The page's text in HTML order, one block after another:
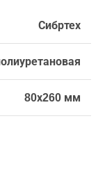
Сибртех
80х260 мм